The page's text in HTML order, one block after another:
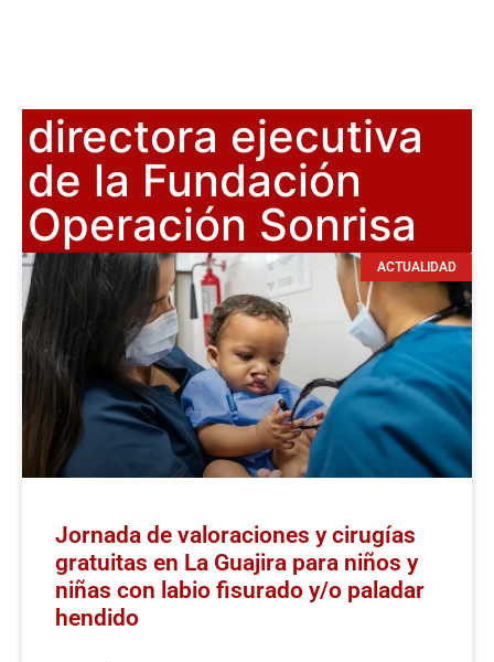
directora ejecutiva
de la Fundación
Operación Sonrisa
ACTUALIDAD
Jornada de valoraciones y cirugías
gratuitas en La Guajira para niños y
niñas con labio fisurado y/o paladar
hendido